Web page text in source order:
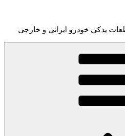
یدکی خودرو ایرانی و خارجی